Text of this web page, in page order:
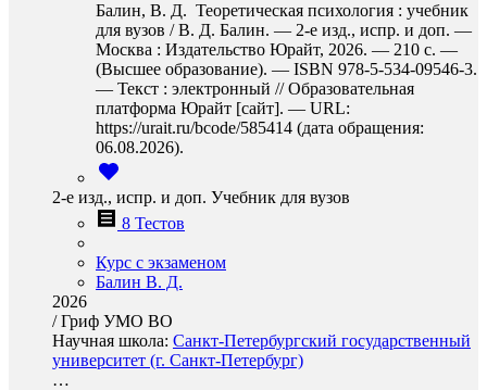
Балин, В. Д. Теоретическая психология : учебник
для вузов / В. Д. Балин. — 2-е изд., испр. и доп. —
Москва : Издательство Юрайт, 2026. — 210 с. —
(Высшее образование). — ISBN 978-5-534-09546-3.
— Текст : электронный // Образовательная
платформа Юрайт [сайт]. — URL:
https://urait.ru/bcode/585414 (дата обращения:
06.08.2026).
2-е изд., испр. и доп. Учебник для вузов
8 Тестов
Курс с экзаменом
Балин В. Д.
2026
/Гриф УМО ВО
Научная школа: Санкт-Петербургский государственный
университет (г. Санкт-Петербург)
…